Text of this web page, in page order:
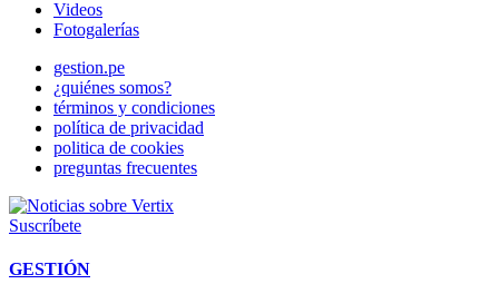
Videos
Fotogalerías
gestion.pe
¿quiénes somos?
términos y condiciones
política de privacidad
politica de cookies
preguntas frecuentes
Suscríbete
GESTIÓN